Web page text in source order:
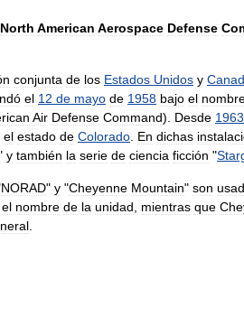
North American Aerospace Defense
conjunta de los Estados Unidos y
el 12 de mayo de 1958 bajo el
Air Defense Command). Desde 1963
el estado de Colorado En dichas
y también la serie de ciencia ficción "
NORAD" y "Cheyenne Mountain" son
el nombre de la unidad mientras que